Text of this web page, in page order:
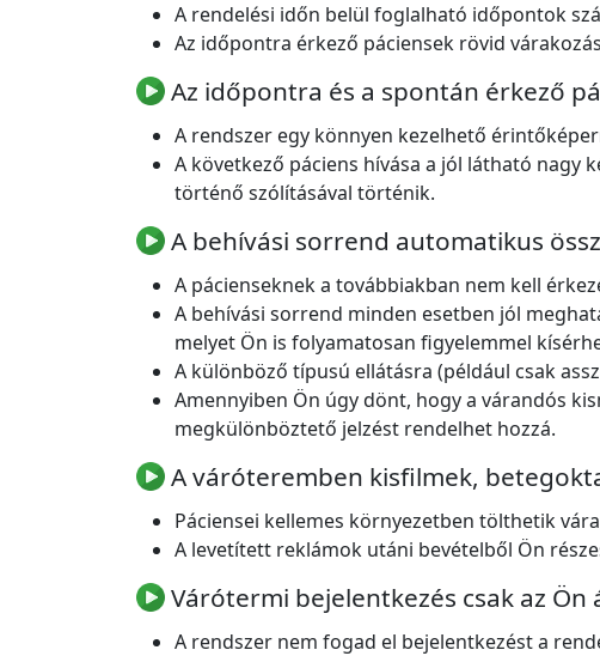
A rendelési időn belül foglalható időpontok
Az időpontra érkező páciensek rövid
Az időpontra és a spontán érkező
A rendszer egy könnyen kezelhető
A következő páciens hívása a jól látható nagy
történő szólításával történik.
A behívási sorrend automatikus
A pácienseknek a továbbiakban nem kell
A behívási sorrend minden esetben jól
melyet Ön is folyamatosan figyelemmel
A különböző típusú ellátásra (például csak
Amennyiben Ön úgy dönt, hogy a várandós
megkülönböztető jelzést rendelhet hozzá.
A váróteremben kisfilmek,
Páciensei kellemes környezetben tölthetik
A levetített reklámok utáni bevételből Ön
Várótermi bejelentkezés csak az
A rendszer nem fogad el bejelentkezést a